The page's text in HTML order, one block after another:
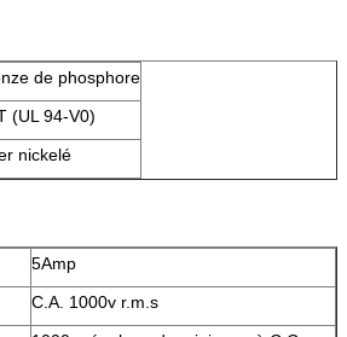
de phosphore
(UL 94-V0)
nickelé
5Amp
C.A. 1000v r.m.s